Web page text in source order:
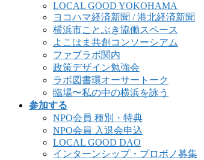
LOCAL GOOD YOKOHAMA
ヨコハマ経済新聞 / 港北経済新聞
横浜市ことぶき協働スペース
よこはま共創コンソーシアム
ファブラボ関内
政策デザイン勉強会
ラボ図書環オーサートーク
臨場〜私の中の横浜を詠う
参加する
NPO会員 種別・特典
NPO会員 入退会申込
LOCAL GOOD DAO
インターンシップ・プロボノ募集